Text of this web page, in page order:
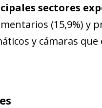
sectores
(15,9%) y
y cámaras que